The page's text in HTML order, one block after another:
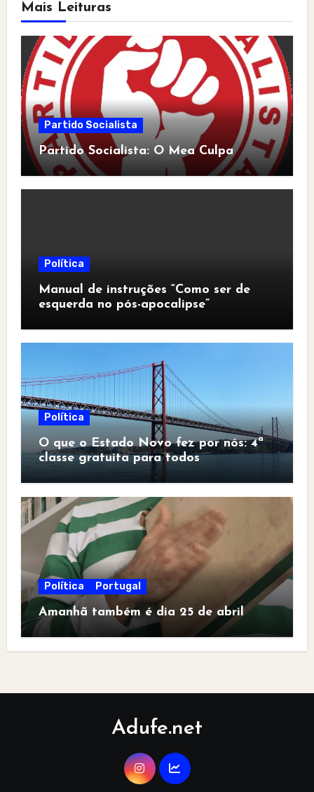
Mais Leituras
Partido Socialista
Partido Socialista: O Mea Culpa
Política
Manual de instruções “Como ser de
esquerda no pós-apocalipse”
Política
O que o Estado Novo fez por nós: 4ª
classe gratuita para todos
Política Portugal
Amanhã também é dia 25 de abril
Adufe.net